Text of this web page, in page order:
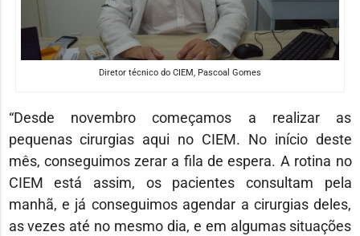
Diretor técnico do CIEM, Pascoal Gomes
“Desde novembro começamos a realizar as
pequenas cirurgias aqui no CIEM. No início deste
mês, conseguimos zerar a fila de espera. A rotina no
CIEM está assim, os pacientes consultam pela
manhã, e já conseguimos agendar a cirurgias deles,
as vezes até no mesmo dia, e em algumas situações